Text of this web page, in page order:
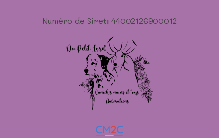
Numéro de Siret: 44002126900012